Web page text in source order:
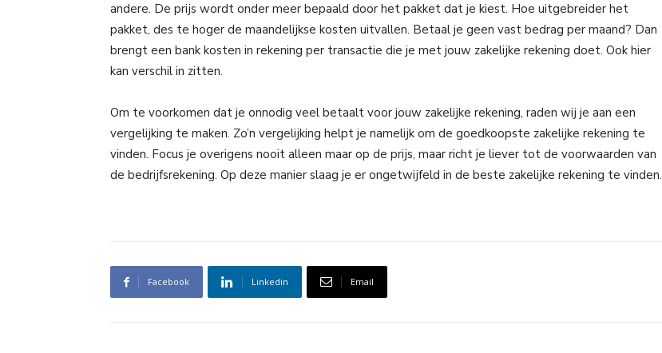
andere. De prijs wordt onder meer bepaald door het pakket dat je kiest. Hoe uitgebreider het
pakket, des te hoger de maandelijkse kosten uitvallen. Betaal je geen vast bedrag per maand? Dan
brengt een bank kosten in rekening per transactie die je met jouw zakelijke rekening doet. Ook hier
kan verschil in zitten.
Om te voorkomen dat je onnodig veel betaalt voor jouw zakelijke rekening, raden wij je aan een
vergelijking te maken. Zo’n vergelijking helpt je namelijk om de goedkoopste zakelijke rekening te
vinden. Focus je overigens nooit alleen maar op de prijs, maar richt je liever tot de voorwaarden van
de bedrijfsrekening. Op deze manier slaag je er ongetwijfeld in de beste zakelijke rekening te vinden.
Facebook Linkedin Email